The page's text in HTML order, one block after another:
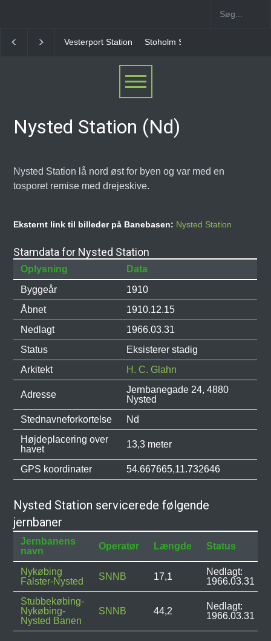
Stoholm Station Klampenborgbane Station
Nysted Station (Nd)
Nysted Station lå nord øst for byen og var med en
tosporet remise med drejeskive.
Eksternt link til billeder på Banebasen: Nysted Station
Stamdata for Nysted Station
Oplysning
Data
Byggeår
1910
Åbnet
1910.12.15
Nedlagt
1966.03.31
Status
Eksisterer stadig
Arkitekt
H. C. Glahn
Adresse
Jernbanegade 24, 4880
Nysted
Stednavneforkortelse
Nd
Højdeplacering over
havet
13,3 meter
GPS koordinater 54.667665,11.732646
Nysted Station servicerede følgende
jernbaner
Jernbanens
navn
Operatør Længde Status
Nykøbing
Falster-Nysted
SNNB 17,1
Nedlagt:
1966.03.31
Stubbekøbing-
Nykøbing-
Nysted Banen
SNNB 44,2
Nedlagt:
1966.03.31